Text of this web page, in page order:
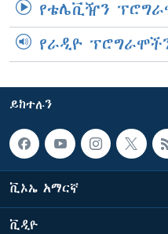
የቴሌቪዥን
የራዲዮ
ይከተሉን
ቪኦኤ አማርኛ
ቪዲዮ